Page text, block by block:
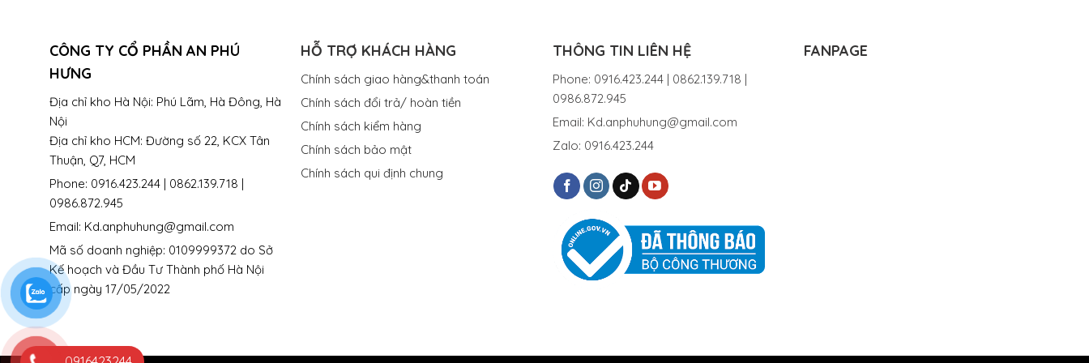
CÔNG TY CỔ PHẦN AN PHÚ
HƯNG
Địa chỉ kho Hà Nội: Phú Lãm, Hà Đông, Hà
Nội
Địa chỉ kho HCM: Đường số 22, KCX Tân
Thuận, Q7, HCM
Phone: 0916.423.244 | 0862.139.718 |
0986.872.945
Email: Kd.anphuhung@gmail.com
Mã số doanh nghiệp: 0109999372 do Sở
Kế hoạch và Đầu Tư Thành phố Hà Nội
cấp ngày 17/05/2022
HỖ TRỢ KHÁCH HÀNG
Chính sách giao hàng&thanh toán
Chính sách đổi trả/ hoàn tiền
Chính sách kiểm hàng
Chính sách bảo mật
Chính sách qui định chung
THÔNG TIN LIÊN HỆ
Phone: 0916.423.244 | 0862.139.718 |
0986.872.945
Email: Kd.anphuhung@gmail.com
Zalo: 0916.423.244
FANPAGE